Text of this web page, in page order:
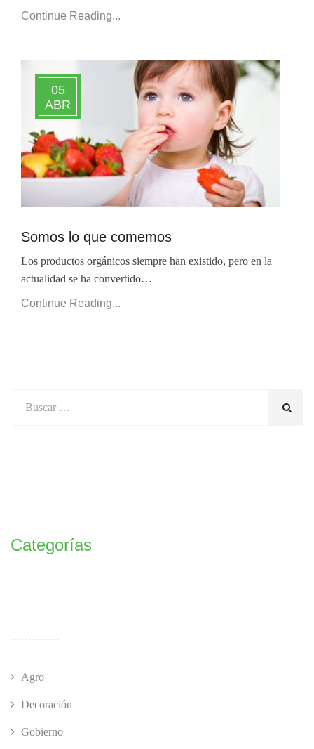
Continue Reading...
05
ABR
Somos lo que comemos
Los productos orgánicos siempre han existido, pero en la
actualidad se ha convertido…
Continue Reading...
Categorías
Agro
Decoración
Gobierno